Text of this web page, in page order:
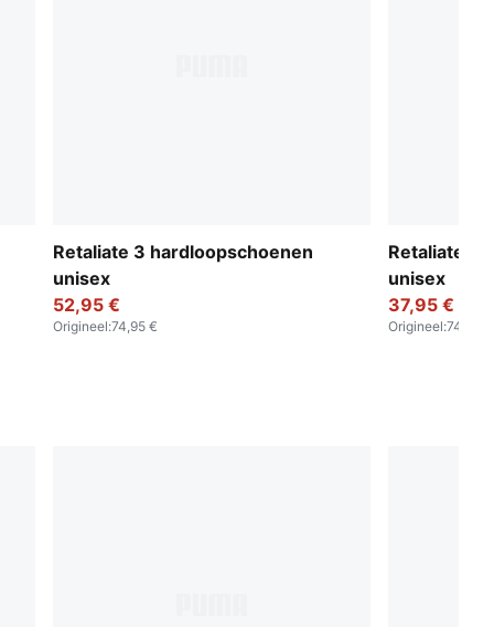
Retaliate 3 hardloopschoenen
unisex
52,95 €
Origineel:74,95 €
Retaliate 3
unisex
37,95 €
Origineel:74,95 €